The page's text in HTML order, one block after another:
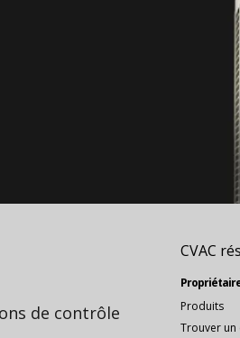
de contrôle
CVAC
Produits
Trouver